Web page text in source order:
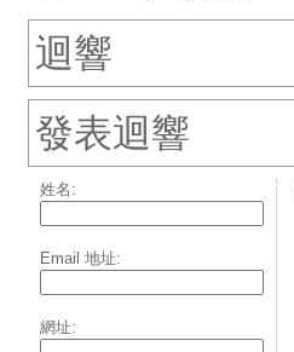
迴響
發表迴響
姓名:
Email 地址:
網址: